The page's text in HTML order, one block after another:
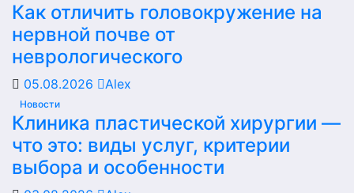
Как отличить головокружение на
нервной почве от
неврологического
05.08.2026 Alex
Новости
Клиника пластической хирургии —
что это: виды услуг, критерии
выбора и особенности